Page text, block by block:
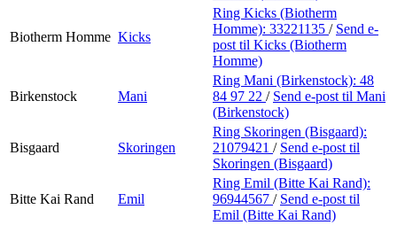
Biotherm Homme Kicks
Ring Kicks (Biotherm
Homme): 33221135 / Send e-
post til Kicks (Biotherm
Homme)
Birkenstock Mani
Ring Mani (Birkenstock): 48
84 97 22 / Send e-post til Mani
(Birkenstock)
Bisgaard Skoringen
Ring Skoringen (Bisgaard):
21079421 / Send e-post til
Skoringen (Bisgaard)
Bitte Kai Rand Emil
Ring Emil (Bitte Kai Rand):
96944567 / Send e-post til
Emil (Bitte Kai Rand)